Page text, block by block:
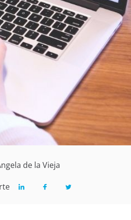
de la Vieja